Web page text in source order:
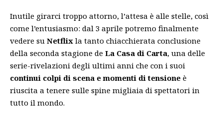
Inutile girarci troppo attorno, l’attesa è alle stelle, così
come l’entusiasmo: dal 3 aprile potremo finalmente
vedere su Netflix la tanto chiacchierata conclusione
della seconda stagione de La Casa di Carta, una delle
serie-rivelazioni degli ultimi anni che con i suoi
continui colpi di scena e momenti di tensione è
riuscita a tenere sulle spine migliaia di spettatori in
tutto il mondo.